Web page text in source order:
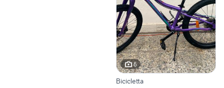
6
Bicicletta